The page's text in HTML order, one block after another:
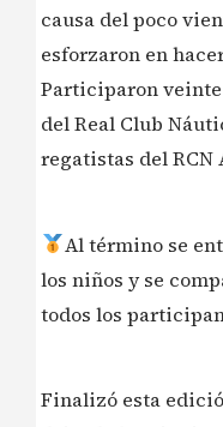
causa del poco
esforzaron en
Participaron
del Real Club
regatistas del RCN
Al término se
los niños y se
todos los
Finalizó esta